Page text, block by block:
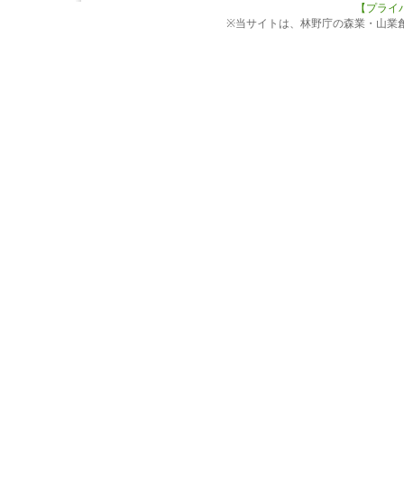
【プラ
※当サイトは、林野庁の森業・山業